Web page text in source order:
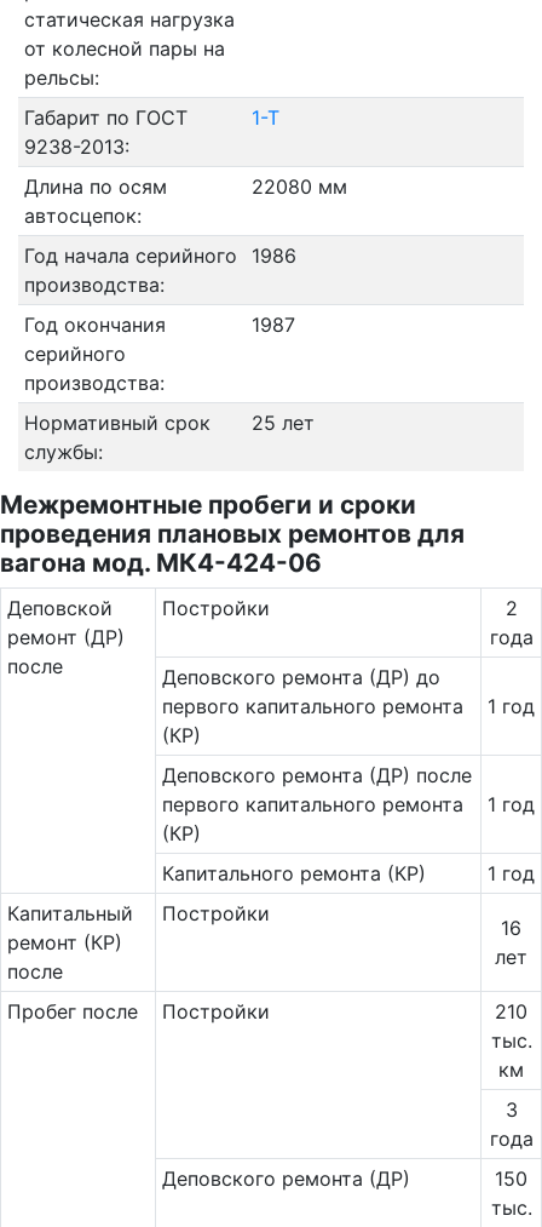
статическая нагрузка
от колесной пары на
рельсы:
Габарит по ГОСТ
9238-2013:
1-Т
Длина по осям
автосцепок:
22080 мм
Год начала серийного
производства:
1986
Год окончания
серийного
производства:
1987
Нормативный срок
службы:
25 лет
Межремонтные пробеги и сроки
проведения плановых ремонтов для
вагона мод. МК4-424-06
Де­повс­кой
ремонт (ДР)
после
Постройки
2
года
Деповского ремонта (ДР) до
первого капитального ремонта
(КР)
1 год
Деповского ремонта (ДР) после
первого капитального ремонта
(КР)
1 год
Капитального ремонта (КР)
1 год
Ка­пи­таль­ный
ремонт (КР)
после
Постройки
16
лет
Пробег после Постройки
210
тыс.
км
3
года
Деповского ремонта (ДР)
150
тыс.